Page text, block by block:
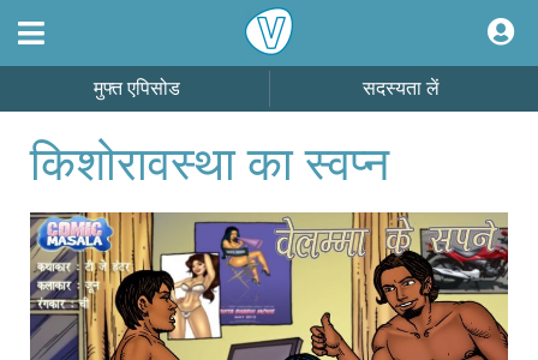
मुफ्त एपिसोड सदस्यता लें
किशोरावस्था का स्वप्न